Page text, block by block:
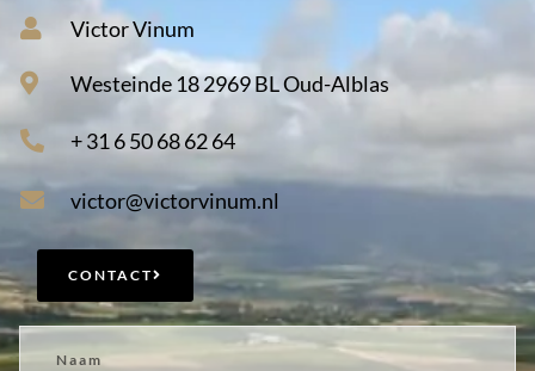
Victor Vinum
Westeinde 18 2969 BL Oud-Alblas
+ 31 6 50 68 62 64
victor@victorvinum.nl
CONTACT